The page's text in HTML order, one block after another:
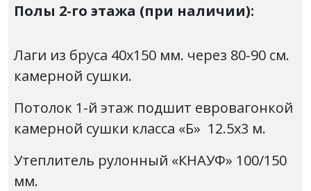
Полы 2-го этажа (при наличии):
Лаги из бруса 40х150 мм. через 80-90 см.
камерной сушки.
Потолок 1-й этаж подшит евровагонкой
камерной сушки класса «Б» 12.5х3 м.
Утеплитель рулонный «КНАУФ» 100/150
мм.